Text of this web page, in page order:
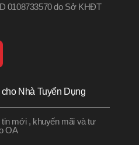
0108733570 do Sở KHĐT
Nhà Tuyển Dụng
tin mới , khuyến mãi và tư
OA